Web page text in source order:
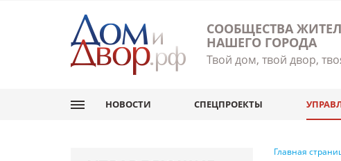
СООБЩЕСТВА
НАШЕГО ГОРОДА
Твой дом, твой двор,
НОВОСТИ СПЕЦПРОЕКТЫ
Главная